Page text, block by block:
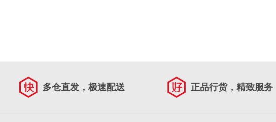
多仓直发，极速配送 正品行货，精致服务